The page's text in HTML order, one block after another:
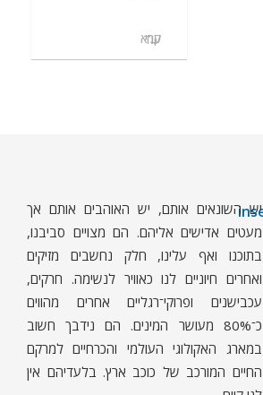
קרא עוד
יש השונאים אותם, יש האוהבים אותם אך
מעטים אדישים אליהם. הם מצויים סביבנו,
בתוכנו ואף עלינו, חלק נחשבים מזיקים
ואחרים חיוניים לנו כאוויר לנשימה. חרקים,
עכבישנים ופרוקי־רגליים אחרים מהווים
כ־80% מעושר המינים. הם נידבך חשוב
במארג האקולוגי העולמי והכרחיים למרקם
החיים המורכב של כוכב ארץ. בלעדיהם אין